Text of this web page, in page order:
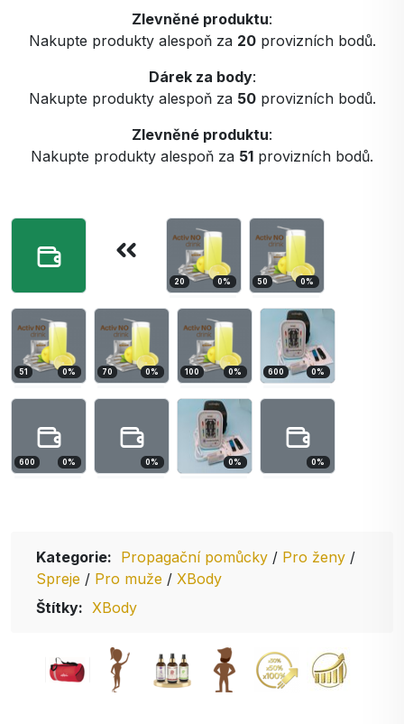
Zlevněné produktu:
Nakupte produkty alespoň za 20provizních bodů.
Dárek za body:
Nakupte produkty alespoň za 50provizních bodů.
Zlevněné produktu:
Nakupte produkty alespoň za 51 provizních bodů.
20 0% 50 0%
51 0% 70 0% 100 0% 600 0%
600 0% 0% 0% 0%
Kategorie: Propagační pomůcky / Pro ženy /
Spreje / Pro muže / XBody
Štítky: XBody